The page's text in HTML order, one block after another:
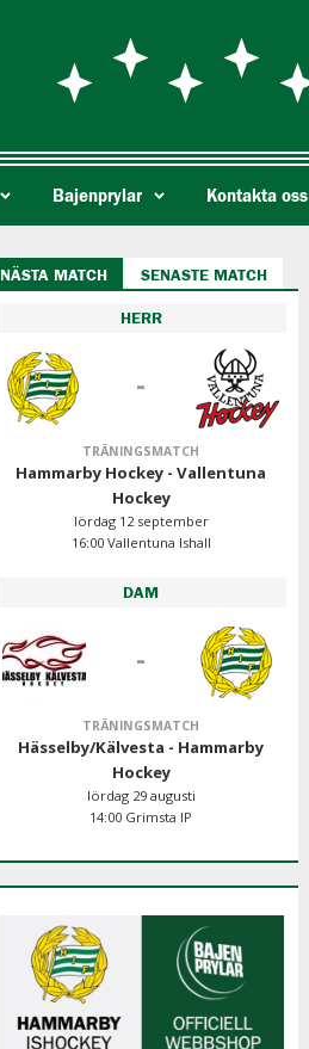
Bajenprylar Kontakta oss
NÄSTA MATCH SENASTE MATCH
HERR
-
TRÄNINGSMATCH
Hammarby Hockey - Vallentuna
Hockey
lördag 12 september
16:00 Vallentuna Ishall
DAM
-
TRÄNINGSMATCH
Hässelby/Kälvesta - Hammarby
Hockey
lördag 29 augusti
14:00 Grimsta IP